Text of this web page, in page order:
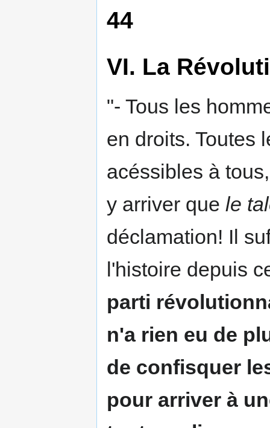
44
VI. La
"- Tous les
en droits. Toutes
acéssibles à
y arriver que le
déclamation! Il
l'histoire depuis
parti
n'a rien eu de
de confisquer
pour arriver à